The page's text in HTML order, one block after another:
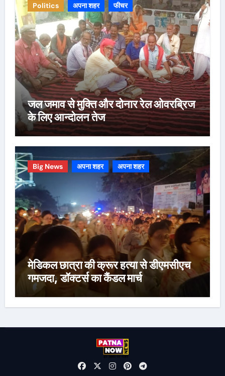
Politics अपना शहर फीचर
जल जमाव से मुक्ति और दोनार रेल ओवरब्रिज
के लिए आन्दोलन तेज
Big News अपना शहर अपना शहर
मेडिकल छात्रा की क्रूर हत्या से डीएमसीएच
गमजदा, डॉक्टर्स का कैंडल मार्च